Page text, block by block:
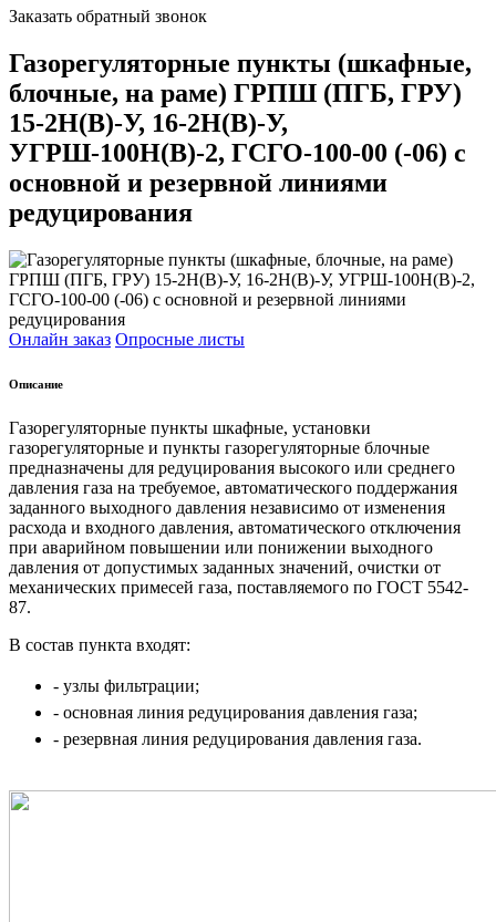
Заказать обратный звонок
Газорегуляторные пункты (шкафные,
блочные, на раме) ГРПШ (ПГБ, ГРУ)
15-2Н(В)-У, 16-2Н(В)-У,
УГРШ-100Н(В)-2, ГСГО-100-00 (-06) с
основной и резервной линиями
редуцирования
Онлайн заказ Опросные листы
Описание
Газорегуляторные пункты шкафные, установки
газорегуляторные и пункты газорегуляторные блочные
предназначены для редуцирования высокого или среднего
давления газа на требуемое, автоматического поддержания
заданного выходного давления независимо от изменения
расхода и входного давления, автоматического отключения
при аварийном повышении или понижении выходного
давления от допустимых заданных значений, очистки от
механических примесей газа, поставляемого по ГОСТ 5542-
87.
В состав пункта входят:
- узлы фильтрации;
- основная линия редуцирования давления газа;
- резервная линия редуцирования давления газа.